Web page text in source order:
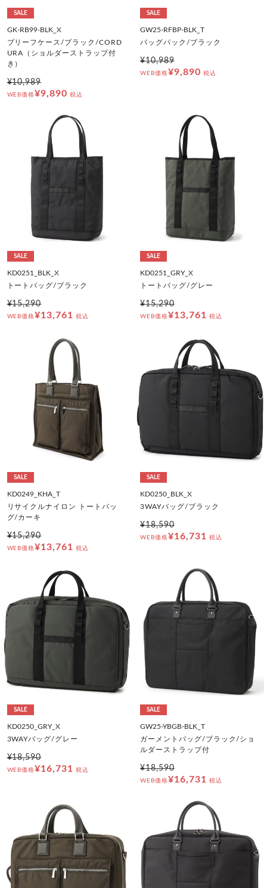
SALE
GK-RB99-BLK_X
ブリーフケース/ブラック/CORD
URA（ショルダーストラップ付
き）
¥10,989
WEB価格¥9,890 税込
SALE
GW25-RFBP-BLK_T
バッグパック/ブラック
¥10,989
WEB価格¥9,890 税込
SALE
KD0251_BLK_X
トートバッグ/ブラック
¥15,290
WEB価格¥13,761 税込
SALE
KD0251_GRY_X
トートバッグ/グレー
¥15,290
WEB価格¥13,761 税込
SALE
KD0249_KHA_T
リサイクルナイロン トートバッ
グ/カーキ
¥15,290
WEB価格¥13,761 税込
SALE
KD0250_BLK_X
3WAYバッグ/ブラック
¥18,590
WEB価格¥16,731 税込
SALE
KD0250_GRY_X
3WAYバッグ/グレー
¥18,590
WEB価格¥16,731 税込
SALE
GW25-YBGB-BLK_T
ガーメントバッグ/ブラック/ショ
ルダーストラップ付
¥18,590
WEB価格¥16,731 税込